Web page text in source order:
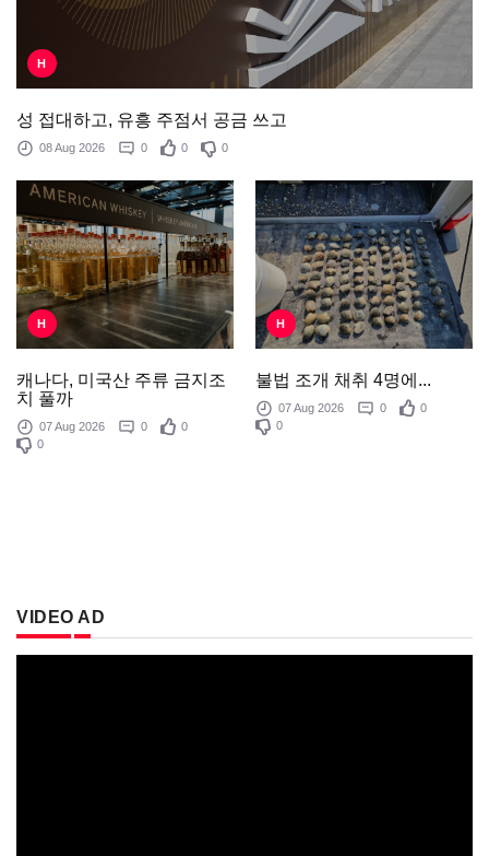
H
성 접대하고, 유흥 주점서 공금 쓰고
08 Aug 2026 0 0 0
H
캐나다, 미국산 주류 금지조
치 풀까
07 Aug 2026 0
0
0
H
불법 조개 채취 4명에...
07 Aug 2026 0
0
0
VIDEO AD